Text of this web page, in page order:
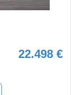
22.498 €